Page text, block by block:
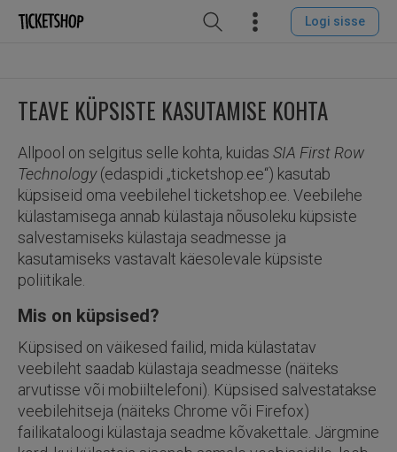
Logi sisse
TEAVE KÜPSISTE KASUTAMISE KOHTA
Allpool on selgitus selle kohta, kuidas SIA First Row
Technology(edaspidi „ticketshop.ee“) kasutab
küpsiseid oma veebilehel ticketshop.ee. Veebilehe
külastamisega annab külastaja nõusoleku küpsiste
salvestamiseks külastaja seadmesse ja
kasutamiseks vastavalt käesolevale küpsiste
poliitikale.
Mis on küpsised?
Küpsised on väikesed failid, mida külastatav
veebileht saadab külastaja seadmesse (näiteks
arvutisse või mobiiltelefoni). Küpsised salvestatakse
veebilehitseja (näiteks Chrome või Firefox)
failikataloogi külastaja seadme kõvakettale. Järgmine